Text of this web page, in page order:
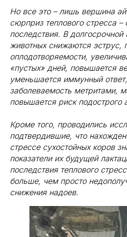
Но все это – лишь вершина
сюрприз теплового стресса –
последствия. В долгосрочной
животных снижаются эструс,
оплодотворяемости,
«пустых» дней, повышается
уменьшается иммунный
заболеваемость метритами,
повышается риск подострого
Кроме того, проводились
подтвердившие, что
стрессе сухостойных коров
показатели их будущей
последствия теплового
больше, чем просто
снижения надоев.